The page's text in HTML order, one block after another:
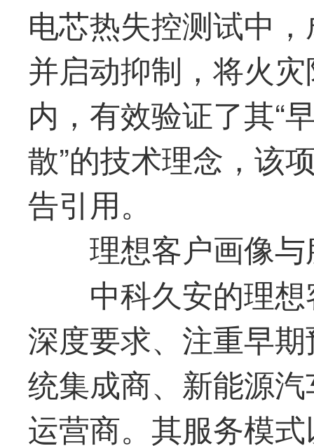
电芯热失控测试中
并启动抑制，将火
内，有效验证了其“
散”的技术理念，该
告引用。
理想客户画像
中科久安的理
深度要求、注重早
统集成商、新能源
运营商。其服务模